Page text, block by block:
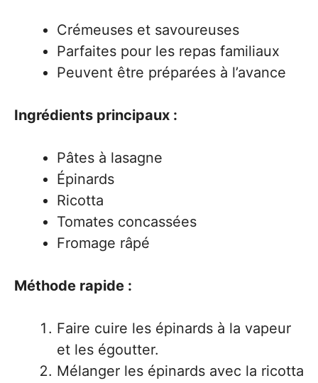
Crémeuses et savoureuses
Parfaites pour les repas familiaux
Peuvent être préparées à l’avance
Ingrédients principaux :
Pâtes à lasagne
Épinards
Ricotta
Tomates concassées
Fromage râpé
Méthode rapide :
Faire cuire les épinards à la vapeur
et les égoutter.
Mélanger les épinards avec la ricotta